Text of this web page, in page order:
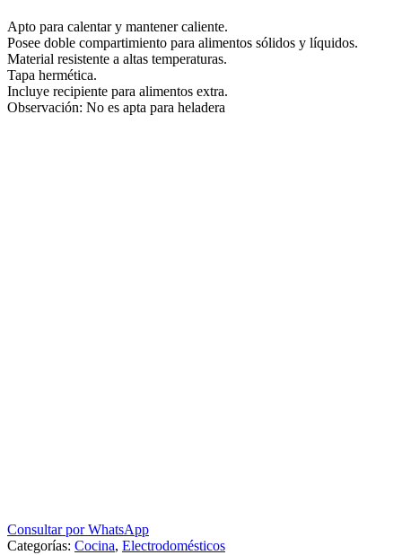
Apto para calentar y mantener caliente.
Posee doble compartimiento para alimentos sólidos y líquidos.
Material resistente a altas temperaturas.
Tapa hermética.
Incluye recipiente para alimentos extra.
Observación: No es apta para heladera
Consultar por WhatsApp
Categorías: Cocina, Electrodomésticos